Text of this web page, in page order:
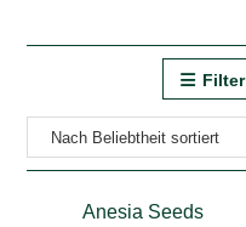
Filter
Anesia Seeds